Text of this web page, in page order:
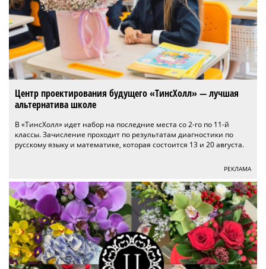
Центр проектирования будущего «ТинсХолл» — лучшая
альтернатива школе
В «ТинсХолл» идет набор на последние места со 2-го по 11-й
классы. Зачисление проходит по результатам диагностики по
русскому языку и математике, которая состоится 13 и 20 августа.
РЕКЛАМА